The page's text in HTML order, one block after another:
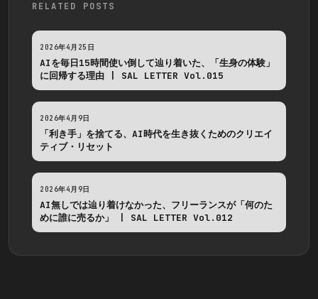
RELATED POSTS
2026年4月25日
AIを毎日15時間使い倒して辿り着いた、「生身の体験」
に回帰する理由 | SAL LETTER Vol.015
2026年4月9日
「利き手」を捨てる、AI時代を生き抜くためのクリエイ
ティブ・リセット
2026年4月9日
AI無しでは辿り着けなかった、フリーランスが「何のた
めに誰に売るか」 | SAL LETTER Vol.012